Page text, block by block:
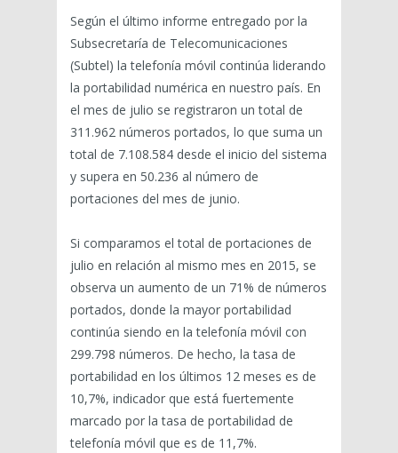
Según el último informe entregado por la
Subsecretaría de Telecomunicaciones
(Subtel) la telefonía móvil continúa liderando
la portabilidad numérica en nuestro país. En
el mes de julio se registraron un total de
311.962 números portados, lo que suma un
total de 7.108.584 desde el inicio del sistema
y supera en 50.236 al número de
portaciones del mes de junio.
Si comparamos el total de portaciones de
julio en relación al mismo mes en 2015, se
observa un aumento de un 71% de números
portados, donde la mayor portabilidad
continúa siendo en la telefonía móvil con
299.798 números. De hecho, la tasa de
portabilidad en los últimos 12 meses es de
10,7%, indicador que está fuertemente
marcado por la tasa de portabilidad de
telefonía móvil que es de 11,7%.